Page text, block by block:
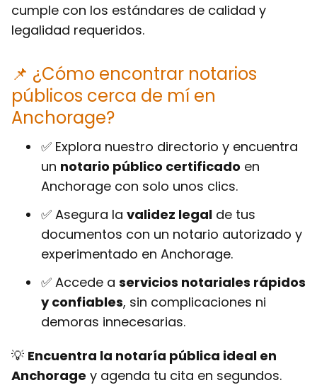
cumple con los estándares de calidad y
legalidad requeridos.
📌 ¿Cómo encontrar notarios
públicos cerca de mí en
Anchorage?
✅ Explora nuestro directorio y encuentra
un notario público certificado en
Anchorage con solo unos clics.
✅ Asegura la validez legal de tus
documentos con un notario autorizado y
experimentado en Anchorage.
✅ Accede a servicios notariales rápidos
y confiables, sin complicaciones ni
demoras innecesarias.
💡 Encuentra la notaría pública ideal en
Anchorage y agenda tu cita en segundos.